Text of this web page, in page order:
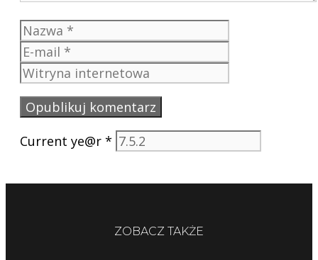
Nazwa
mail
internetowa
Current ye@r *
ZOBACZ TAKŻE